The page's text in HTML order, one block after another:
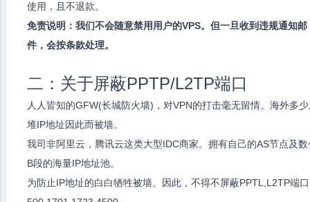
使用，且不退款。
免责说明：我们不会随意禁用用户的VPS。但一旦收到违规通知邮
件，会按条款处理。
二：关于屏蔽PPTP/L2TP端口
人人皆知的GFW(长城防火墙)，对VPN的打击毫无留情。海外多
堆IP地址因此而被墙。
我司非阿里云，腾讯云这类大型IDC商家。拥有自己的AS节点及数
B段的海量IP地址池。
为防止IP地址的白白牺牲被墙。因此，不得不屏蔽PPTL,L2TP端